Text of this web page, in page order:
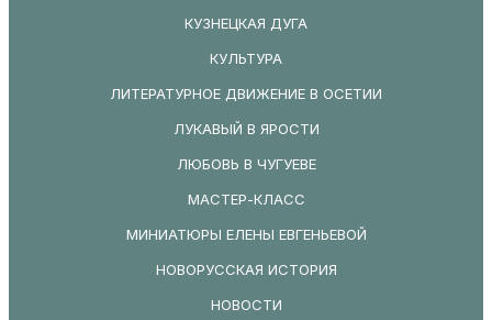
КУЗНЕЦКАЯ ДУГА
КУЛЬТУРА
ЛИТЕРАТУРНОЕ ДВИЖЕНИЕ В ОСЕТИИ
ЛУКАВЫЙ В ЯРОСТИ
ЛЮБОВЬ В ЧУГУЕВЕ
МАСТЕР-КЛАСС
МИНИАТЮРЫ ЕЛЕНЫ ЕВГЕНЬЕВОЙ
НОВОРУССКАЯ ИСТОРИЯ
НОВОСТИ